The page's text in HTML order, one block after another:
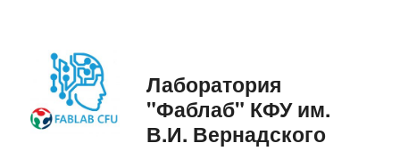
Лаборатория
"Фаблаб" КФУ им.
В.И. Вернадского